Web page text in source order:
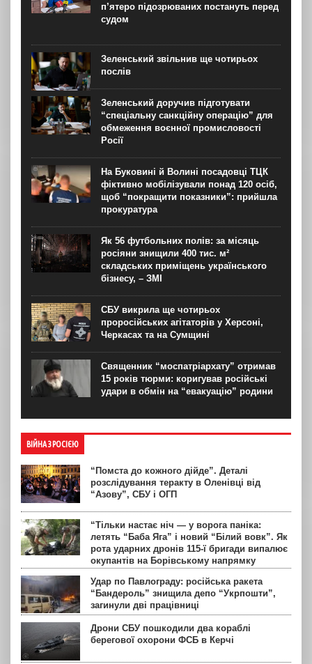
п’ятеро підозрюваних постануть перед
судом
Зеленський звільнив ще чотирьох
послів
Зеленський доручив підготувати
“спеціальну санкційну операцію” для
обмеження воєнної промисловості
Росії
На Буковині й Волині посадовці ТЦК
фіктивно мобілізували понад 120 осіб,
щоб “покращити показники”: прийшла
прокуратура
Як 56 футбольних полів: за місяць
росіяни знищили 400 тис. м²
складських приміщень українського
бізнесу, – ЗМІ
СБУ викрила ще чотирьох
проросійських агітаторів у Херсоні,
Черкасах та на Сумщині
Священник “моспатріархату” отримав
15 років тюрми: коригував російські
удари в обмін на “евакуацію” родини
ВІЙНА З РОСІЄЮ
“Помста до кожного дійде”. Деталі
розслідування теракту в Оленівці від
“Азову”, СБУ і ОГП
“Тільки настає ніч — у ворога паніка:
летять “Баба Яга” і новий “Білий вовк”. Як
рота ударних дронів 115-ї бригади випалює
окупантів на Борівському напрямку
Удар по Павлограду: російська ракета
“Бандероль” знищила депо “Укрпошти”,
загинули дві працівниці
Дрони СБУ пошкодили два кораблі
берегової охорони ФСБ в Керчі